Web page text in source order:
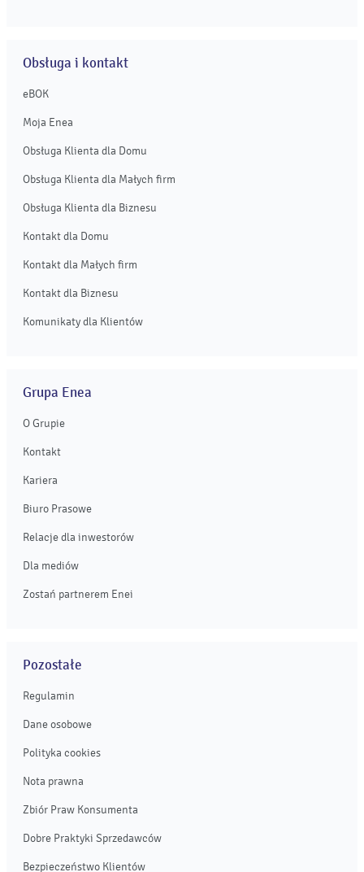
Obsługa i kontakt
eBOK
Moja Enea
Obsługa Klienta dla Domu
Obsługa Klienta dla Małych firm
Obsługa Klienta dla Biznesu
Kontakt dla Domu
Kontakt dla Małych firm
Kontakt dla Biznesu
Komunikaty dla Klientów
Grupa Enea
O Grupie
Kontakt
Kariera
Biuro Prasowe
Relacje dla inwestorów
Dla mediów
Zostań partnerem Enei
Pozostałe
Regulamin
Dane osobowe
Polityka cookies
Nota prawna
Zbiór Praw Konsumenta
Dobre Praktyki Sprzedawców
Bezpieczeństwo Klientów